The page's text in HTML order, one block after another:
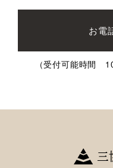
お電
（受付可能時間